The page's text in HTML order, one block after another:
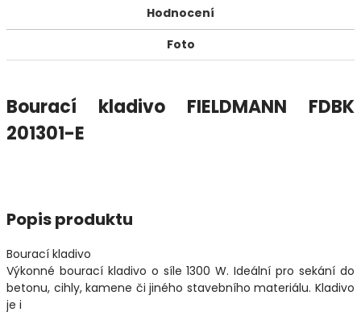
Hodnocení
Foto
Bourací kladivo FIELDMANN FDBK
201301-E
Popis produktu
Bourací kladivo
Výkonné bourací kladivo o síle 1300 W. Ideální pro sekání do
betonu, cihly, kamene či jiného stavebního materiálu. Kladivo
je i